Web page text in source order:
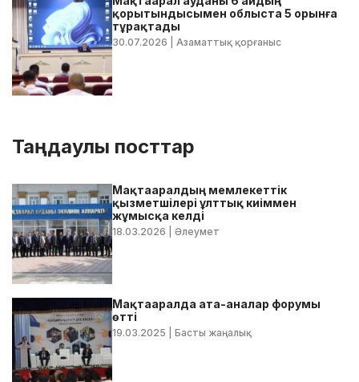
қорытындысымен облыста 5 орынға
тұрақтады
30.07.2026 | Азаматтық қорғаныс
Таңдаулы посттар
Мақтааралдың мемлекеттік
қызметшілері ұлттық киіммен
жұмысқа келді
18.03.2026 | Әлеумет
Мақтааралда ата-аналар форумы
өтті
19.03.2025 | Басты жаңалық